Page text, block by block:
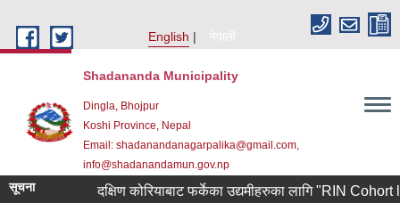
English
नेपाली
Shadananda Municipality
Dingla, Bhojpur
Koshi Province, Nepal
Email: shadanandanagarpalika@gmail.com,
info@shadanandamun.gov.np
सूचना दक्षिण कोरियाबाट फर्केका उद्यमीहरुका लागि "RIN Cohort